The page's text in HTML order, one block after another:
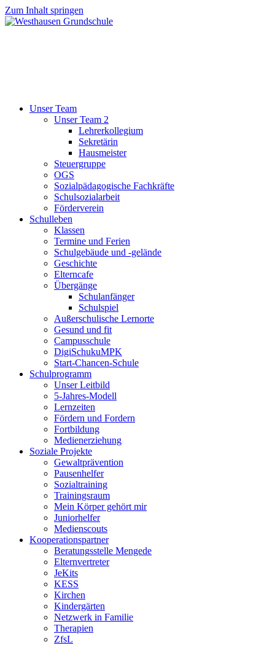
Zum Inhalt springen
Unser Team
Unser Team 2
Lehrerkollegium
Sekretärin
Hausmeister
Steuergruppe
OGS
Sozialpädagogische Fachkräfte
Schulsozialarbeit
Förderverein
Schulleben
Klassen
Termine und Ferien
Schulgebäude und -gelände
Geschichte
Elterncafe
Übergänge
Schulanfänger
Schulspiel
Außerschulische Lernorte
Gesund und fit
Campusschule
DigiSchukuMPK
Start-Chancen-Schule
Schulprogramm
Unser Leitbild
5-Jahres-Modell
Lernzeiten
Fördern und Fordern
Fortbildung
Medienerziehung
Soziale Projekte
Gewaltprävention
Pausenhelfer
Sozialtraining
Trainingsraum
Mein Körper gehört mir
Juniorhelfer
Medienscouts
Kooperationspartner
Beratungsstelle Mengede
Elternvertreter
JeKits
KESS
Kirchen
Kindergärten
Netzwerk in Familie
Therapien
ZfsL